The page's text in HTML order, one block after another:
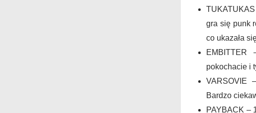
gra się punk
co ukazała
EMBITTER
pokochacie i
VARSOVIE
Bardzo
PAYBACK –